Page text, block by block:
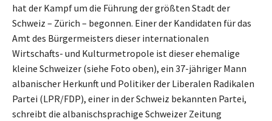
hat der Kampf um die Führung der größten Stadt der
Schweiz – Zürich – begonnen. Einer der Kandidaten für das
Amt des Bürgermeisters dieser internationalen
Wirtschafts- und Kulturmetropole ist dieser ehemalige
kleine Schweizer (siehe Foto oben), ein 37-jähriger Mann
albanischer Herkunft und Politiker der Liberalen Radikalen
Partei (LPR/FDP), einer in der Schweiz bekannten Partei,
schreibt die albanischsprachige Schweizer Zeitung